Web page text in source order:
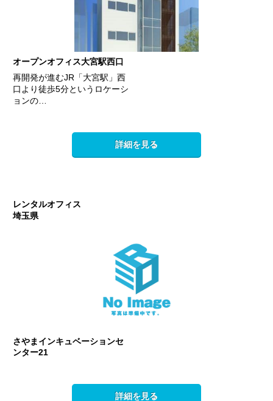
オープンオフィス大宮駅西口
再開発が進むJR「大宮駅」西
口より徒歩5分というロケーシ
ョンの…
詳細を見る
レンタルオフィス
埼玉県
さやまインキュベーションセ
ンター21
詳細を見る